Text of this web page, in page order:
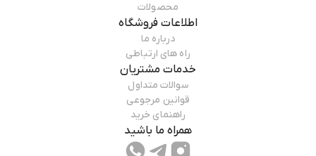
محصولات
اطلاعات فروشگاه
درباره ما
راه های ارتباطی
خدمات مشتریان
سوالات متداول
قوانین مرجوعی
راهنمای خرید
همراه ما باشید